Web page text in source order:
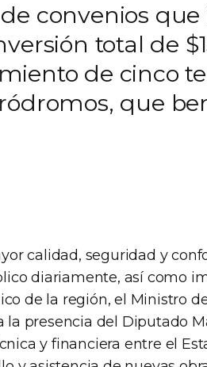
convenios
total de
de cinco
que
calidad, seguridad y
diariamente, así como
de la región, el Ministro
la presencia del Diputado
y financiera entre el